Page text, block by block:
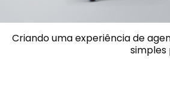
Criando uma experiência de
simples